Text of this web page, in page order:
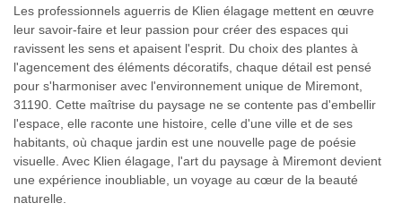
Les professionnels aguerris de Klien élagage mettent en œuvre
leur savoir-faire et leur passion pour créer des espaces qui
ravissent les sens et apaisent l'esprit. Du choix des plantes à
l'agencement des éléments décoratifs, chaque détail est pensé
pour s'harmoniser avec l'environnement unique de Miremont,
31190. Cette maîtrise du paysage ne se contente pas d'embellir
l'espace, elle raconte une histoire, celle d'une ville et de ses
habitants, où chaque jardin est une nouvelle page de poésie
visuelle. Avec Klien élagage, l'art du paysage à Miremont devient
une expérience inoubliable, un voyage au cœur de la beauté
naturelle.